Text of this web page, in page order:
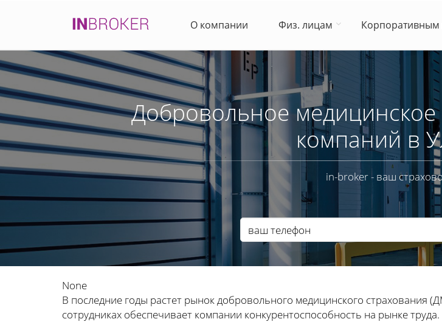
О компании Физ. лицам Корпоративным
Добровольное
компаний в
in-broker - ваш
None
В последние годы растет рынок добровольного медицинского страхования
сотрудниках обеспечивает компании конкурентоспособность на рынке труда.